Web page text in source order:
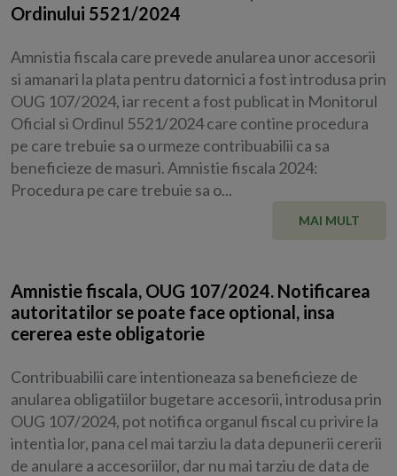
Ordinului 5521/2024
Amnistia fiscala care prevede anularea unor accesorii
si amanari la plata pentru datornici a fost introdusa prin
OUG 107/2024, iar recent a fost publicat in Monitorul
Oficial si Ordinul 5521/2024 care contine procedura
pe care trebuie sa o urmeze contribuabilii ca sa
beneficieze de masuri. Amnistie fiscala 2024:
Procedura pe care trebuie sa o...
MAI MULT
Amnistie fiscala, OUG 107/2024. Notificarea
autoritatilor se poate face optional, insa
cererea este obligatorie
Contribuabilii care intentioneaza sa beneficieze de
anularea obligatiilor bugetare accesorii, introdusa prin
OUG 107/2024, pot notifica organul fiscal cu privire la
intentia lor, pana cel mai tarziu la data depunerii cererii
de anulare a accesoriilor, dar nu mai tarziu de data de